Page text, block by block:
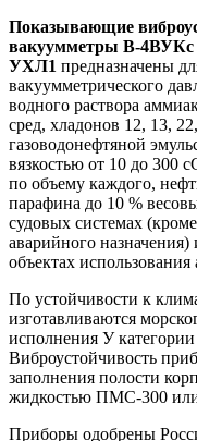
Показывающие
вакуумметры В-
УХЛ1 предназначены
вакуумметрического
водного раствора
сред, хладонов 12, 13,
газоводонефтяной
вязкостью от 10 до 300
по объему каждого,
парафина до 10 %
судовых системах
аварийного
объектах
По устойчивости к
изготавливаются
исполнения У
Виброустойчивость
заполнения полости
жидкостью ПМС-300
Приборы одобрены